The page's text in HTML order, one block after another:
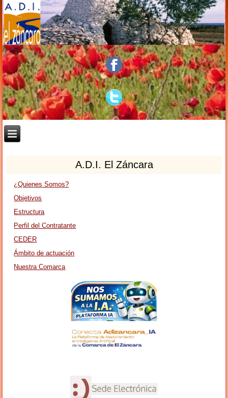
A.D.I. El Záncara
¿Quienes Somos?
Objetivos
Estructura
Perfil del Contratante
CEDER
Ámbito de actuación
Nuestra Comarca